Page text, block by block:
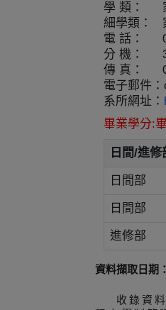
學 類：
細學類：
電 話：
分 機：
傳 真：
電子郵件：
系所網址：
畢業學分:
日間/進修
日間部
日間部
進修部
資料擷取日期
收錄資